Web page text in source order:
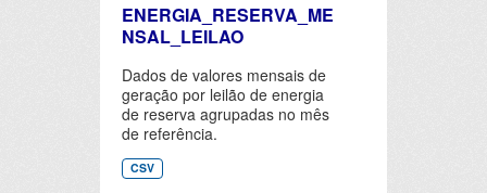
ENERGIA_RESERVA_ME
NSAL_LEILAO
Dados de valores mensais de
geração por leilão de energia
de reserva agrupadas no mês
de referência.
CSV